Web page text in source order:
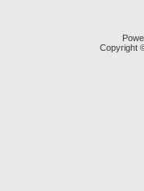
Copyright